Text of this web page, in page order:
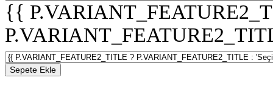
{{
Sepete Ekle